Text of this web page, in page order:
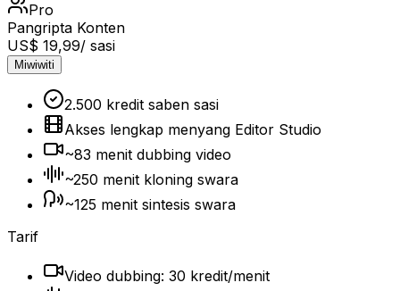
Pro
Pangripta Konten
US$ 19,99/ sasi
Miwiwiti
2.500 kredit saben sasi
Akses lengkap menyang Editor Studio
~83 menit dubbing video
~250 menit kloning swara
~125 menit sintesis swara
Tarif
Video dubbing: 30 kredit/menit